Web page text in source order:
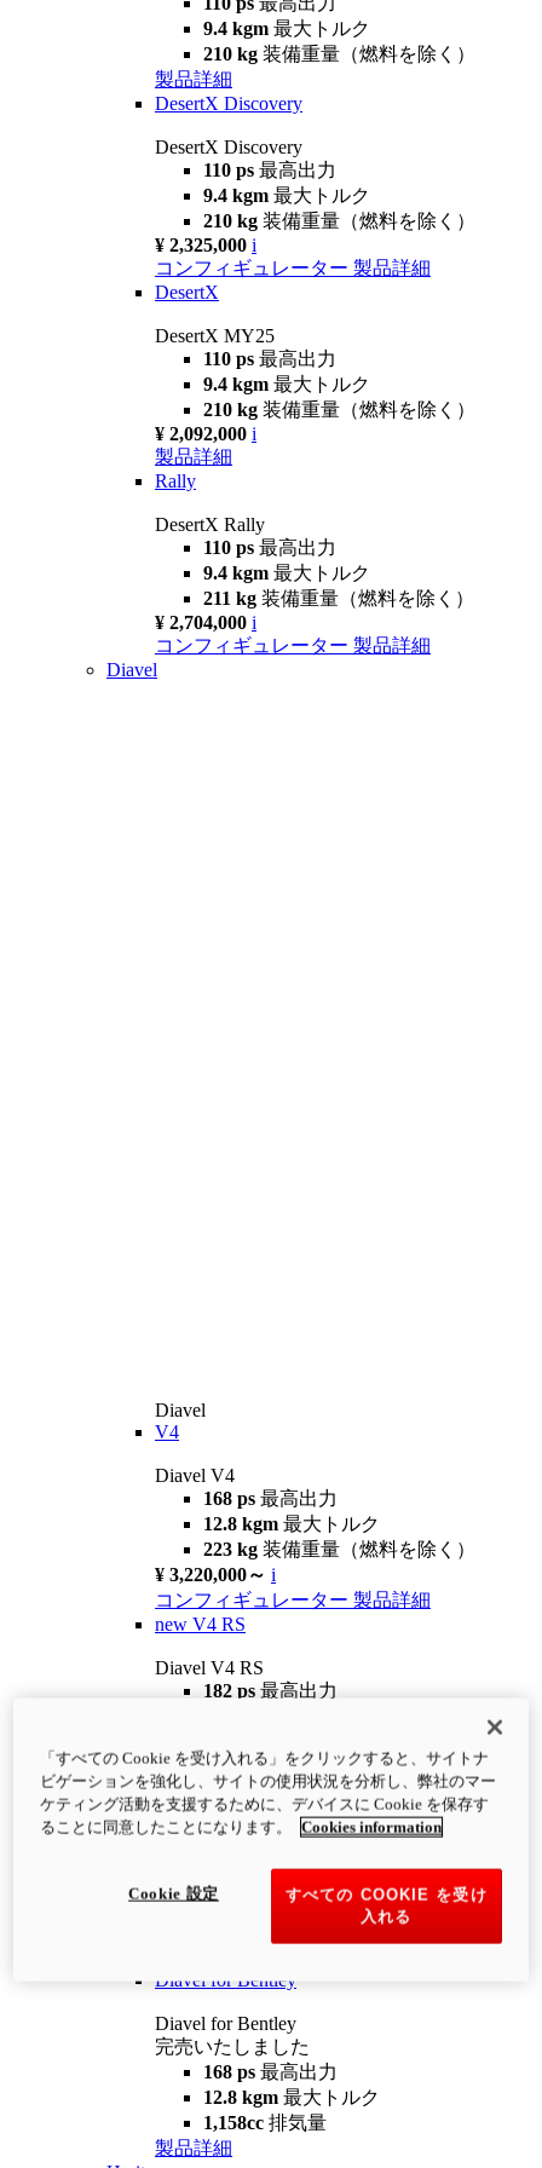
9.4 kgm 最大トルク
210 kg 装備重量（燃料を除く）
製品詳細
DesertX Discovery
DesertX Discovery
110 ps 最高出力
9.4 kgm 最大トルク
210 kg 装備重量（燃料を除く）
¥ 2,325,000 i
コンフィギュレーター 製品詳細
DesertX
DesertX MY25
110 ps 最高出力
9.4 kgm 最大トルク
210 kg 装備重量（燃料を除く）
¥ 2,092,000 i
製品詳細
Rally
DesertX Rally
110 ps 最高出力
9.4 kgm 最大トルク
211 kg 装備重量（燃料を除く）
¥ 2,704,000 i
コンフィギュレーター 製品詳細
Diavel
Diavel
V4
Diavel V4
168 ps 最高出力
12.8 kgm 最大トルク
223 kg 装備重量（燃料を除く）
¥ 3,220,000～ i
コンフィギュレーター 製品詳細
new V4 RS
Diavel V4 RS
182 ps 最高出力
¥4,400,000 i
コンフィギュレーター 製品詳細
newV4 RS 100
12.2 kgm
最大トルク
装備重量（燃料を除く）
Diavel for Bentley
Diavel for Bentley
完売いたしました
168 ps 最高出力
12.8 kgm 最大トルク
1,158cc 排気量
製品詳細
「すべての Cookie を受け入れる」をクリックすると、サイトナ
ビゲーションを強化し、サイトの使用状況を分析し、弊社のマー
ケティング活動を支援するために、デバイスに Cookie を保存す
ることに同意したことになります。
Cookies information
すべての COOKIE を受け
入れる
Cookie 設定